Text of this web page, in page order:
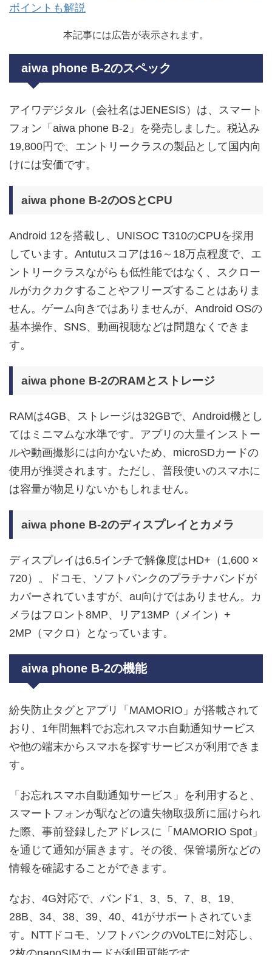
ポイントも解説
本記事には広告が表示されます。
aiwa phone B-2のスペック
アイワデジタル（会社名はJENESIS）は、スマート
フォン「aiwa phone B-2」を発売しました。税込み
19,800円で、エントリークラスの製品として国内向
けには安価です。
aiwa phone B-2のOSとCPU
Android 12を搭載し、UNISOC T310のCPUを採用
しています。Antutuスコアは16～18万点程度で、エ
ントリークラスながらも低性能ではなく、スクロー
ルがカクカクすることやフリーズすることはありま
せん。ゲーム向きではありませんが、Android OSの
基本操作、SNS、動画視聴などは問題なくできま
す。
aiwa phone B-2のRAMとストレージ
RAMは4GB、ストレージは32GBで、Android機とし
てはミニマムな水準です。アプリの大量インストー
ルや動画撮影には向かないため、microSDカードの
使用が推奨されます。ただし、普段使いのスマホに
は容量が物足りないかもしれません。
aiwa phone B-2のディスプレイとカメラ
ディスプレイは6.5インチで解像度はHD+（1,600 ×
720）。ドコモ、ソフトバンクのプラチナバンドが
カバーされていますが、au向けではありません。カ
メラはフロント8MP、リア13MP（メイン）+
2MP（マクロ）となっています。
aiwa phone B-2の機能
紛失防止タグとアプリ「MAMORIO」が搭載されて
おり、1年間無料でお忘れスマホ自動通知サービス
や他の端末からスマホを探すサービスが利用できま
す。
「お忘れスマホ自動通知サービス」を利用すると、
スマートフォンが駅などの遺失物取扱所に届けられ
た際、事前登録したアドレスに「MAMORIO Spot」
を通じて通知が届きます。その後、保管場所などの
情報を確認することができます。
なお、4G対応で、バンド1、3、5、7、8、19、
28B、34、38、39、40、41がサポートされていま
す。NTTドコモ、ソフトバンクのVoLTEに対応し、